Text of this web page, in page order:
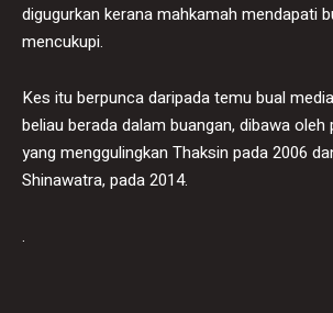
digugurkan kerana mahkamah mendapati
mencukupi.
Kes itu berpunca daripada temu bual
beliau berada dalam buangan, dibawa
yang menggulingkan Thaksin pada 2006
Shinawatra, pada 2014.
.